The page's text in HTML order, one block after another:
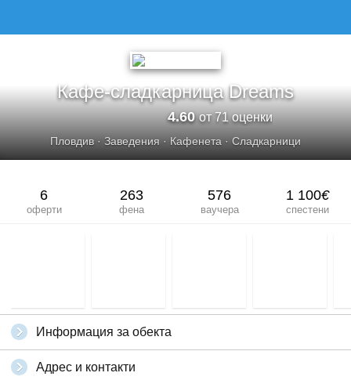
Кафе-сладкарница Dreams
4.60от 71 оценки
Пловдив· Заведения · Кафенета · Сладкарници
6
оферти
263
фена
576
ваучера
1 100€
спестени
Информация за обекта
Адрес и контакти